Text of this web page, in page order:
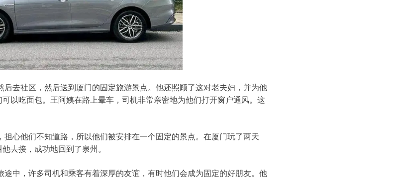
去社区，然后送到厦门的固定旅游景点。他还照顾了这对老夫妇，并为他
以吃面包。王阿姨在路上晕车，司机非常亲密地为他们打开窗户通风。这
心他们不知道路，所以他们被安排在一个固定的景点。在厦门玩了两天
去接，成功地回到了泉州。
中，许多司机和乘客有着深厚的友谊，有时他们会成为固定的好朋友。他